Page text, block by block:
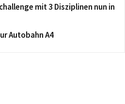
mit 3 Disziplinen nun in
Autobahn A4